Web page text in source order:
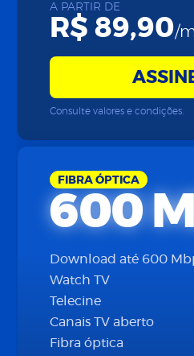
A PARTIR DE
R$ 89,90/
Consulte valores e condições.
FIBRA ÓPTICA
600
Download até 600
Watch TV
Telecine
Canais TV aberto
Fibra óptica